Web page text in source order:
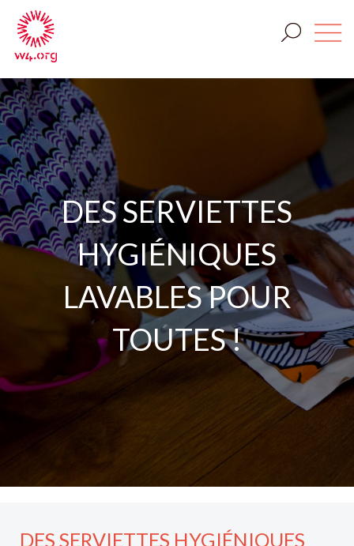
DES SERVIETTES
HYGIÉNIQUES
LAVABLES POUR
TOUTES !
DES SERVIETTES HYGIÉNIQUES